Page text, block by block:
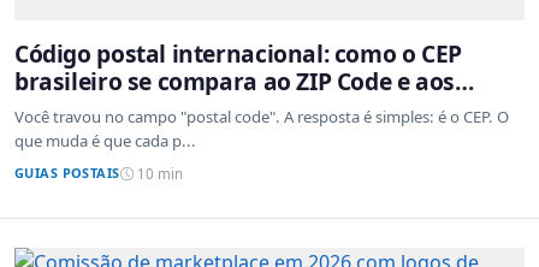
Código postal internacional: como o CEP
brasileiro se compara ao ZIP Code e aos
sistemas de outros países
Você travou no campo "postal code". A resposta é simples: é o CEP. O
que muda é que cada p...
GUIAS POSTAIS 10 min